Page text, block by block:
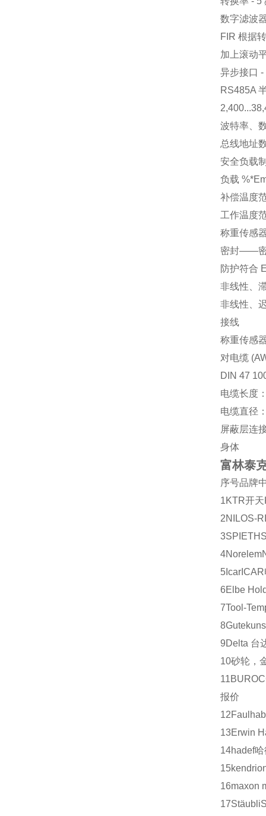
数字滤波
FIR 根据
加上滚动
异步接口 -
RS485A
波特率、
总线地址
安全负载
负载
补偿温度
工作温度
称重传感
密封——密
防护符合
非线性、
非线性、
接线
称重传感
对电缆
DIN 47
电缆长度
电缆直径
屏蔽层连
身体
富林泰
序号品牌
1KTR开天
2NILOS-
3SPIETH
4Norelem
5 Icar ICAR
6Elbe
7Tool-
8
9Delta 台
10砂轮，
11
报价
12
13Erwin
14hadef哈
15
16maxon
17Stäubli